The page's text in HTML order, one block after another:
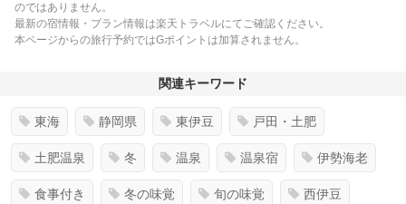
のではありません。
最新の宿情報・プラン情報は楽天トラベルにてご確認ください。
本ページからの旅行予約ではGポイントは加算されません。
関連キーワード
東海 静岡県 東伊豆 戸田・土肥
土肥温泉 冬 温泉 温泉宿 伊勢海老
食事付き 冬の味覚 旬の味覚 西伊豆